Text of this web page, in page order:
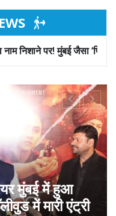
खेल’ अब दिल्ली-पंजाब में?
का ‘गोदान’
कर मथुरा से
मान!